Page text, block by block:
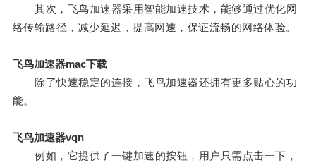
其次，飞鸟加速器采用智能加速技术，能够通过优化网
络传输路径，减少延迟，提高网速，保证流畅的网络体验。
飞鸟加速器mac下载
除了快速稳定的连接，飞鸟加速器还拥有更多贴心的功
能。
飞鸟加速器vqn
例如，它提供了一键加速的按钮，用户只需点击一下，